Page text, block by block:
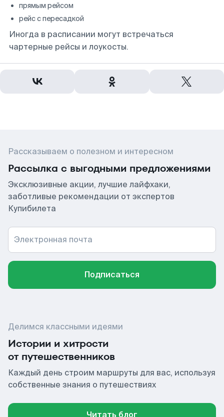
прямым рейсом
рейс с пересадкой
Иногда в расписании могут встречаться
чартерные рейсы и лоукосты.
Рассказываем о полезном и интересном
Рассылка с выгодными предложениями
Эксклюзивные акции, лучшие лайфхаки,
заботливые рекомендации от экспертов
Купибилета
Электронная почта
Подписаться
Делимся классными идеями
Истории и хитрости
от путешественников
Каждый день строим маршруты для вас, используя
собственные знания о путешествиях
Читать блог